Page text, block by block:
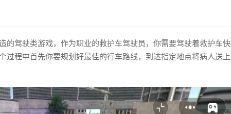
的驾驶类游戏，作为职业的救护车驾驶员，你需要驾驶着救护车快
过程中首先你要规划好最佳的行车路线，到达指定地点将病人送上